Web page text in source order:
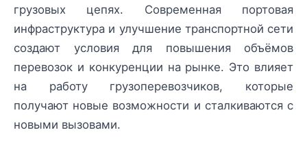
грузовых цепях. Современная портовая
инфраструктура и улучшение транспортной сети
создают условия для повышения объёмов
перевозок и конкуренции на рынке. Это влияет
на работу грузоперевозчиков, которые
получают новые возможности и сталкиваются с
новыми вызовами.